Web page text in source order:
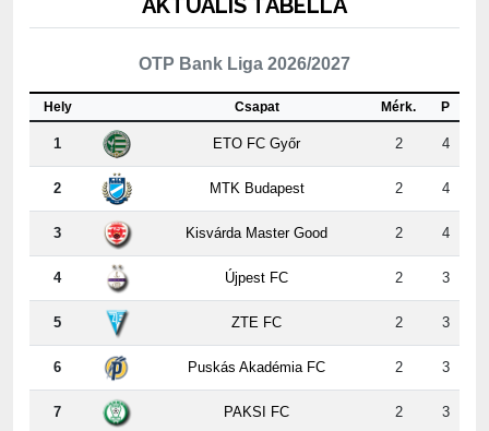
OTP Bank Liga 2026/2027
Csapat
1 ETO FC Győr 2 4
2 MTK Budapest 2 4
3 Kisvárda Master Good 2 4
4 Újpest FC 2 3
5 ZTE FC 2 3
6 Puskás Akadémia FC 2 3
7 PAKSI FC 2 3
8 Nyíregyháza 2 3